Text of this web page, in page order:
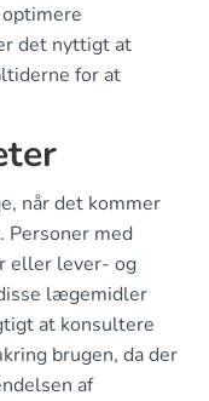
det nyttigt at
for at
når det kommer
Personer med
eller lever- og
lægemidler
at konsultere
brugen, da der
af